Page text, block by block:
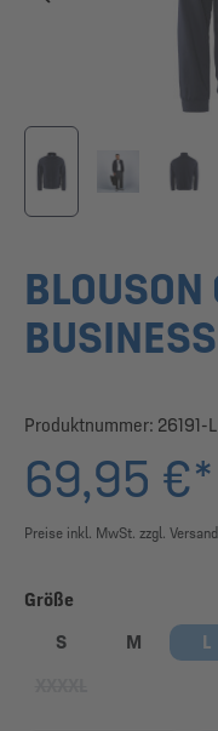
Produktnummer: 26191-L
69,95 €*
Preise inkl. MwSt. zzgl.
Größe
S
M L